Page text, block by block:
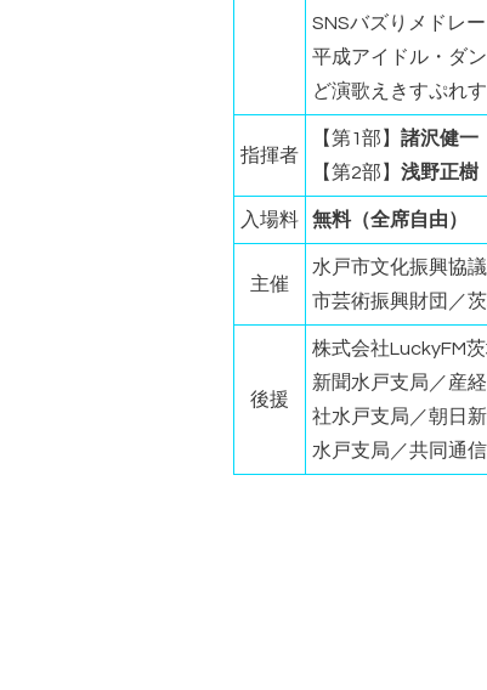
SNSバズりメドレー
平成アイドル・ダ
ど演歌えきすぷれ
指揮者
【第1部】 諸沢健一
【第2部】 浅野正樹
入場料 無料（全席自由）
主催
水戸市文化振興協
市芸術振興財団／
後援
株式会社LuckyFM
新聞水戸支局／産
社水戸支局／朝日
水戸支局／共同通